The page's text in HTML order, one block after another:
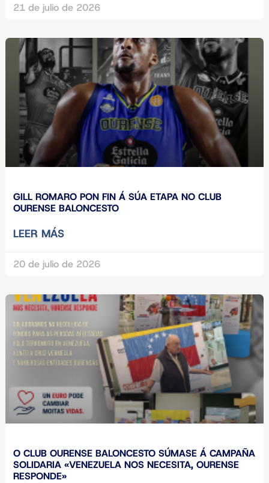
21 de julio de 2026
GILL ROMARO PON FIN Á SÚA ETAPA NO CLUB
OURENSE BALONCESTO
LEER MÁS
20 de julio de 2026
O CLUB OURENSE BALONCESTO SÚMASE Á CAMPAÑA
SOLIDARIA «VENEZUELA NOS NECESITA, OURENSE
RESPONDE»